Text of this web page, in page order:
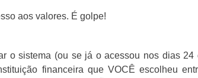
aos valores. É golpe!
o sistema (ou se já o acessou nos dias
financeira que VOCÊ escolheu